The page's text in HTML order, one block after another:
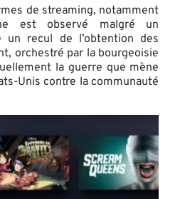
de streaming, notamment
est observé malgré un
un recul de l’obtention des
orchestré par la bourgeoisie
la guerre que mène
Unis contre la communauté